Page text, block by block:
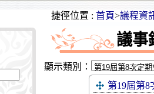
捷徑位置 : 首頁>議程資
議事
顯示類別：
第19屆第8